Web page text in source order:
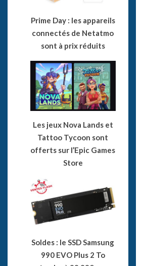
Prime Day : les appareils
connectés de Netatmo
sont à prix réduits
Les jeux Nova Lands et
Tattoo Tycoon sont
offerts sur l’Epic Games
Store
Soldes : le SSD Samsung
990 EVO Plus 2 To